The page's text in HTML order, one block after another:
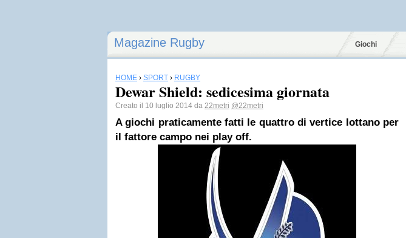
Magazine Rugby Giochi
HOME › SPORT › RUGBY
Dewar Shield: sedicesima giornata
Creato il 10 luglio 2014 da 22metri @22metri
A giochi praticamente fatti le quattro di vertice lottano per
il fattore campo nei play off.